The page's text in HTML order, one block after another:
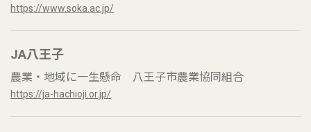
https://www.soka.ac.jp/
JA八王子
農業・地域に一生懸命 八王子市農業協同組合
https://ja-hachioji.or.jp/